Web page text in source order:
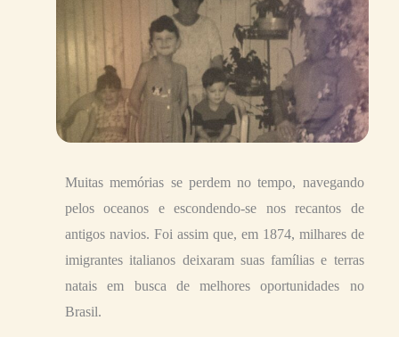
Muitas memórias se perdem no tempo, navegando
pelos oceanos e escondendo-se nos recantos de
antigos navios. Foi assim que, em 1874, milhares de
imigrantes italianos deixaram suas famílias e terras
natais em busca de melhores oportunidades no
Brasil.